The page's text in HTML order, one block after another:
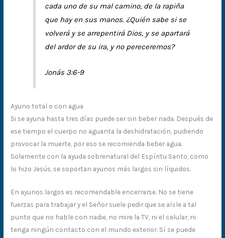
cada uno de su mal camino, de la rapiña
que hay en sus manos. ¿Quién sabe si se
volverá y se arrepentirá Dios, y se apartará
del ardor de su ira, y no pereceremos?
Jonás 3:6-9
Ayuno total o con agua
Si se ayuna hasta tres días puede ser sin beber nada. Después de
ese tiempo el cuerpo no aguanta la deshidratación, pudiendo
provocar la muerte, por eso se recomienda beber agua.
Solamente con la ayuda sobrenatural del Espíritu Santo, como
lo hizo Jesús, se soportan ayunos más largos sin líquidos.
En ayunos largos es recomendable encerrarse. No se tiene
fuerzas para trabajar y el Señor suele pedir que se aísle a tal
punto que no hable con nadie, no mire la TV, ni el celular, ni
tenga ningún contacto con el mundo exterior. Sí se puede